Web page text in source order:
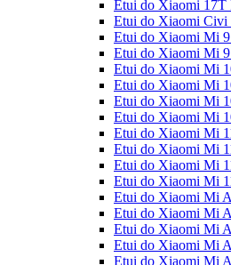
Etui do Xiaomi 17T
Etui do Xiaomi Civi
Etui do Xiaomi Mi
Etui do Xiaomi Mi
Etui do Xiaomi Mi
Etui do Xiaomi Mi
Etui do Xiaomi Mi
Etui do Xiaomi Mi
Etui do Xiaomi Mi
Etui do Xiaomi Mi
Etui do Xiaomi Mi
Etui do Xiaomi Mi
Etui do Xiaomi Mi
Etui do Xiaomi Mi
Etui do Xiaomi Mi
Etui do Xiaomi Mi
Etui do Xiaomi Mi